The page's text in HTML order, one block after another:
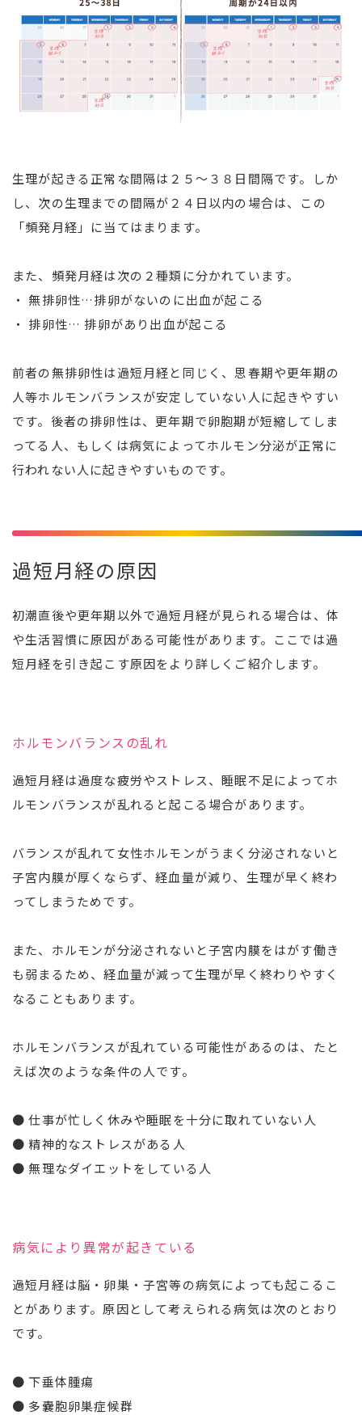
生理が起きる正常な間隔は２５〜３８日間隔です。しか
し、次の生理までの間隔が２４日以内の場合は、この
「頻発月経」に当てはまります。
また、頻発月経は次の２種類に分かれています。
・ 無排卵性…排卵がないのに出血が起こる
・ 排卵性… 排卵があり出血が起こる
前者の無排卵性は過短月経と同じく、思春期や更年期の
人等ホルモンバランスが安定していない人に起きやすい
です。後者の排卵性は、更年期で卵胞期が短縮してしま
ってる人、もしくは病気によってホルモン分泌が正常に
行われない人に起きやすいものです。
過短月経の原因
初潮直後や更年期以外で過短月経が見られる場合は、体
や生活習慣に原因がある可能性があります。ここでは過
短月経を引き起こす原因をより詳しくご紹介します。
ホルモンバランスの乱れ
過短月経は過度な疲労やストレス、睡眠不足によってホ
ルモンバランスが乱れると起こる場合があります。
バランスが乱れて女性ホルモンがうまく分泌されないと
子宮内膜が厚くならず、経血量が減り、生理が早く終わ
ってしまうためです。
また、ホルモンが分泌されないと子宮内膜をはがす働き
も弱まるため、経血量が減って生理が早く終わりやすく
なることもあります。
ホルモンバランスが乱れている可能性があるのは、たと
えば次のような条件の人です。
● 仕事が忙しく休みや睡眠を十分に取れていない人
● 精神的なストレスがある人
● 無理なダイエットをしている人
病気により異常が起きている
過短月経は脳・卵巣・子宮等の病気によっても起こるこ
とがあります。原因として考えられる病気は次のとおり
です。
● 下垂体腫瘍
● 多嚢胞卵巣症候群